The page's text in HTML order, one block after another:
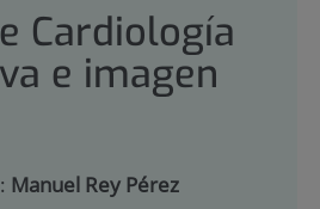
Cardiología
e imagen
Manuel Rey Pérez